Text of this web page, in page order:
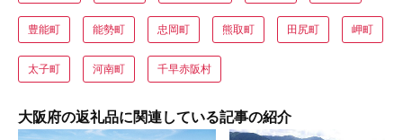
豊能町 能勢町 忠岡町 熊取町 田尻町 岬町
太子町 河南町 千早赤阪村
大阪府の返礼品に関連している記事の紹介